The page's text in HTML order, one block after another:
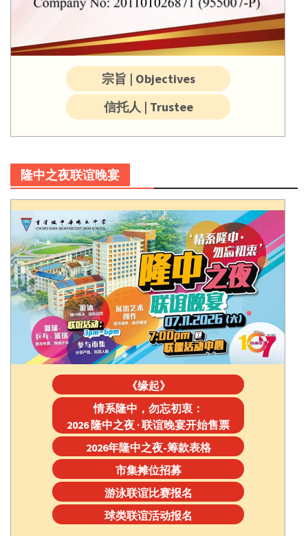
宗旨 | Objectives
信托人 | Trustee
隆中之夜联谊晚宴
《缘起》
情系隆中，勿忘初衷：
2026 隆中之夜 · 联谊晚宴开始售票
2026年隆中之夜-筹款表格
市集摊位招募
游泳联谊比赛报名
球类联谊活动报名